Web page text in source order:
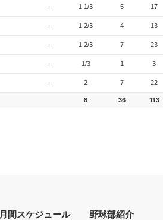
- 1 1/3 5 17
- 1 2/3 4 13
- 1 2/3 7 23
- 1/3 1 3
- 2 7 22
8 36 113
月間スケジュール 野球部紹介